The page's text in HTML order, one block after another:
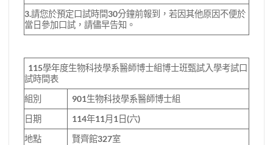
3.請您於預定口試時間30分鐘前報到，若因其他原因不便於
當日參加口試，請儘早告知。
115學年度生物科技學系醫師博士組博士班甄試入學考試口
試時間表
組別
901生物科技學系醫師博士組
日期
114年11月1日(六)
地點
賢齊館327室